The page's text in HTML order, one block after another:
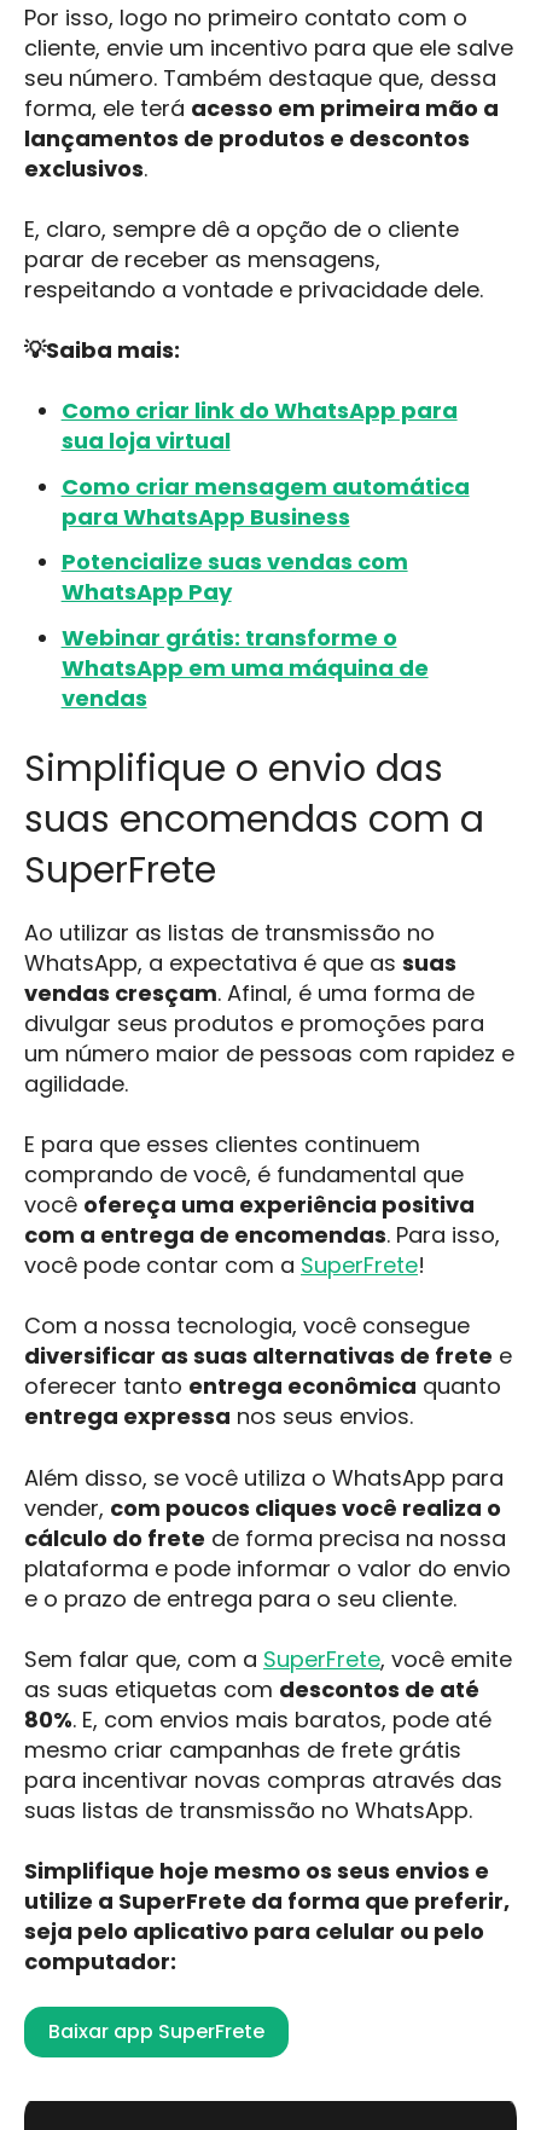
Por isso, logo no primeiro contato com o
cliente, envie um incentivo para que ele salve
seu número. Também destaque que, dessa
forma, ele terá acesso em primeira mão a
lançamentos de produtos e descontos
exclusivos.
E, claro, sempre dê a opção de o cliente
parar de receber as mensagens,
respeitando a vontade e privacidade dele.
💡Saiba mais:
Como criar link do WhatsApp para
sua loja virtual
Como criar mensagem automática
para WhatsApp Business
Potencialize suas vendas com
WhatsApp Pay
Webinar grátis: transforme o
WhatsApp em uma máquina de
vendas
Simplifique o envio das
suas encomendas com a
SuperFrete
Ao utilizar as listas de transmissão no
WhatsApp, a expectativa é que as suas
vendas cresçam. Afinal, é uma forma de
divulgar seus produtos e promoções para
um número maior de pessoas com rapidez e
agilidade.
E para que esses clientes continuem
comprando de você, é fundamental que
você ofereça uma experiência positiva
com a entrega de encomendas. Para isso,
você pode contar com a SuperFrete!
Com a nossa tecnologia, você consegue
diversificar as suas alternativas de frete e
oferecer tanto entrega econômica quanto
entrega expressa nos seus envios.
Além disso, se você utiliza o WhatsApp para
vender, com poucos cliques você realiza o
cálculo do frete de forma precisa na nossa
plataforma e pode informar o valor do envio
e o prazo de entrega para o seu cliente.
Sem falar que, com a SuperFrete, você emite
as suas etiquetas com descontos de até
80%. E, com envios mais baratos, pode até
mesmo criar campanhas de frete grátis
para incentivar novas compras através das
suas listas de transmissão no WhatsApp.
Simplifique hoje mesmo os seus envios e
utilize a SuperFrete da forma que preferir,
seja pelo aplicativo para celular ou pelo
computador:
Baixar app SuperFrete